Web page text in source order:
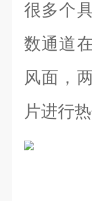
很多个
数通道
风面，
片进行